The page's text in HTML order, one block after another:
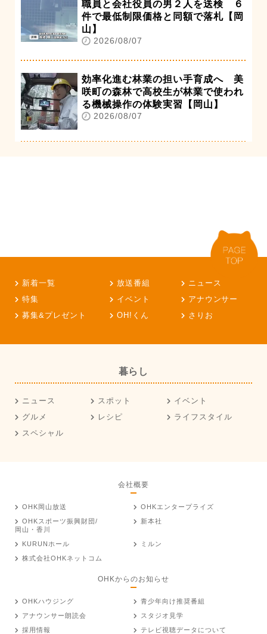
職員と会社役員の男２人を送検 ６
件で最低制限価格と同額で落札【岡
山】
2026/08/07
効率化進む林業の担い手育成へ 美
咲町の森林で高校生が林業で使われ
る機械操作の体験実習【岡山】
2026/08/07
新着一覧 放送番組
ニュース
特集
イベント
アナウンサー
募集&プレゼント
OH!くん さりお
暮らし
ニュース スポット
イベント
グルメ
レシピ
ライフスタイル
スペシャル
会社概要
OHK岡山放送
OHKエンタープライズ
OHKスポーツ振興財団/
岡山・香川
新本社
KURUNホール
ミルン
株式会社OHKネットコム
OHKからのお知らせ
OHKハウジング
青少年向け推奨番組
アナウンサー朗読会
スタジオ見学
採用情報
テレビ視聴データについて